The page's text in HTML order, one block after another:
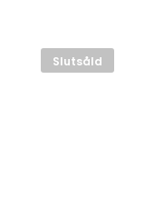
Slutsåld